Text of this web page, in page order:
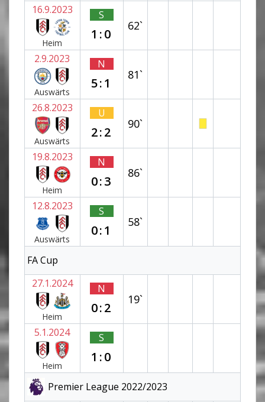
16.9.2023
Heim
S
1:0
62`
2.9.2023
Auswärts
N
5:1
81`
26.8.2023
Auswärts
U
2:2
90`
19.8.2023
Heim
N
0:3
86`
12.8.2023
Auswärts
S
0:1
58`
FA Cup
27.1.2024
Heim
N
0:2
19`
5.1.2024
Heim
S
1:0
Premier League 2022/2023